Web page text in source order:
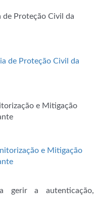
de Proteção Civil da
de Proteção Civil da
e Mitigação
e Mitigação
gerir a autenticação,